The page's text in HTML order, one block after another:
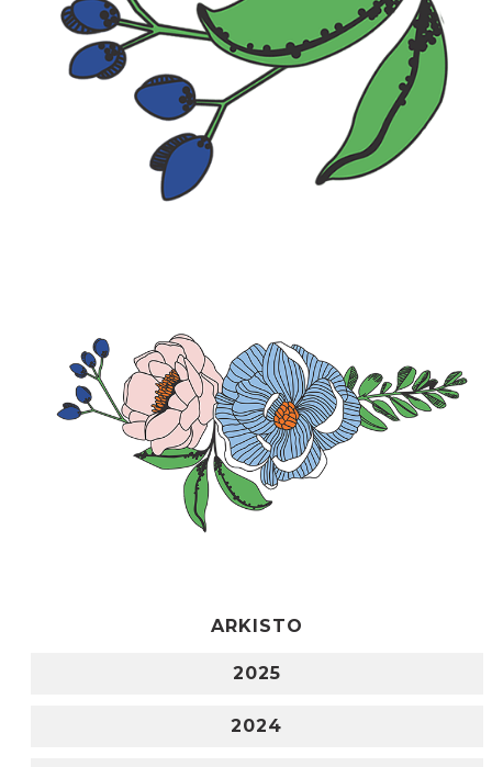
ARKISTO
2025
2024